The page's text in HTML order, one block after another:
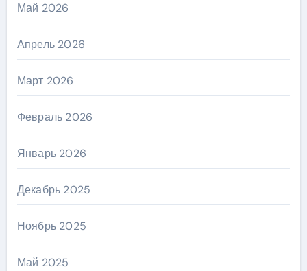
Май 2026
Апрель 2026
Март 2026
Февраль 2026
Январь 2026
Декабрь 2025
Ноябрь 2025
Май 2025